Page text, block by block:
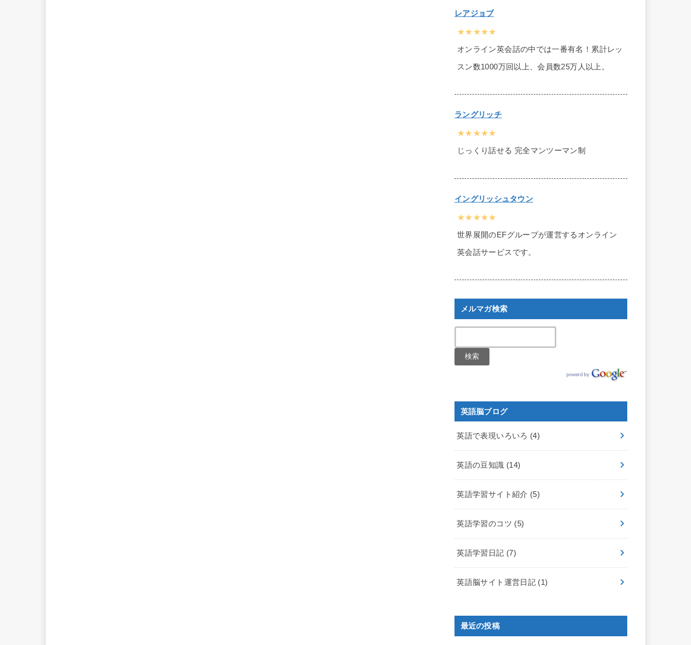
レアジョブ
★★★★★
オンライン英会話の中では一番有名！累計レッ
スン数1000万回以上、会員数25万人以上。
ラングリッチ
★★★★★
じっくり話せる 完全マンツーマン制
イングリッシュタウン
★★★★★
世界展開のEFグループが運営するオンライン
英会話サービスです。
メルマガ検索
英語脳ブログ
英語で表現いろいろ (4)
英語の豆知識 (14)
英語学習サイト紹介 (5)
英語学習のコツ (5)
英語学習日記 (7)
英語脳サイト運営日記 (1)
最近の投稿